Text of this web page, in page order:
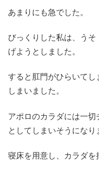
あまりにも急でした。
びっくりした私は、う
げようとしました。
すると肛門がひらいてし
しまいました。
アポロのカラダには一
としてしまいそうになり
寝床を用意し、カラダを